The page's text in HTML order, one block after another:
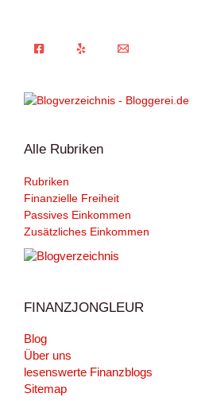
Alle Rubriken
Rubriken
Finanzielle Freiheit
Passives Einkommen
Zusätzliches Einkommen
FINANZJONGLEUR
Blog
Über uns
lesenswerte Finanzblogs
Sitemap